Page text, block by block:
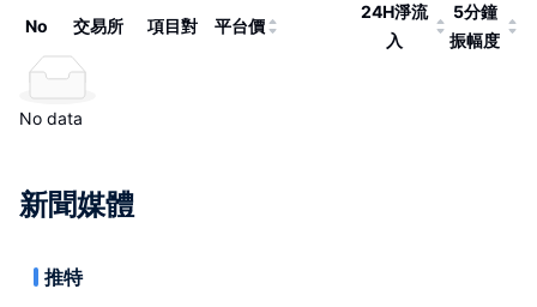
No 交易所 項目對 平台價
24H淨流
入
5分鐘
振幅度
No data
新聞媒體
推特